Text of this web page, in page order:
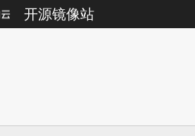
开源镜像站